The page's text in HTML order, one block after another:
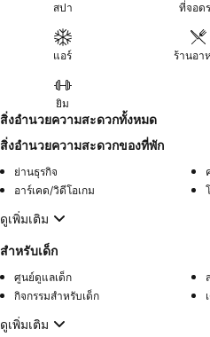
สปา ที่จอด
แอร์ ร้านอา
ยิม
สิ่งอำนวยความสะดวกทั้งหมด
สิ่งอำนวยความสะดวกของที่พัก
ย่านธุรกิจ
อาร์เคด/วิดีโอเกม
ดูเพิ่มเติม
สำหรับเด็ก
ศูนย์ดูแลเด็ก
กิจกรรมสำหรับเด็ก
ดูเพิ่มเติม